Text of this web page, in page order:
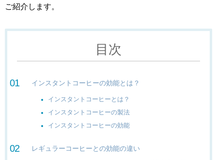
ご紹介します。
目次
インスタントコーヒーの効能とは？
インスタントコーヒーとは？
インスタントコーヒーの製法
インスタントコーヒーの効能
レギュラーコーヒーとの効能の違い